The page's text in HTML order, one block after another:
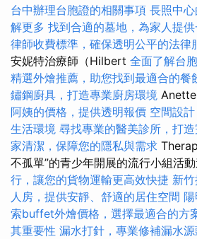
台中辦理台胞證的相關事項 長照中
解更多 找到合適的墓地，為家人提
律師收費標準，確保透明公平的法律
安妮特治療師（Hilbert 全面了解台
精選外燴推薦，助您找到最適合的餐
鏽鋼廚具，打造專業廚房環境 Anette
阿姨的價格，提供透明報價 空間設
生活環境 尋找專業的醫美診所，打
家清潔，保障您的隱私與需求
不孤單”的青少年開展的流行小組活
行，讓您的貨物運輸更高效快捷 新
人房，提供安靜、舒適的居住空間
索buffet外燴價格，選擇最適合的方
其重要性 漏水打針，專業修補漏水